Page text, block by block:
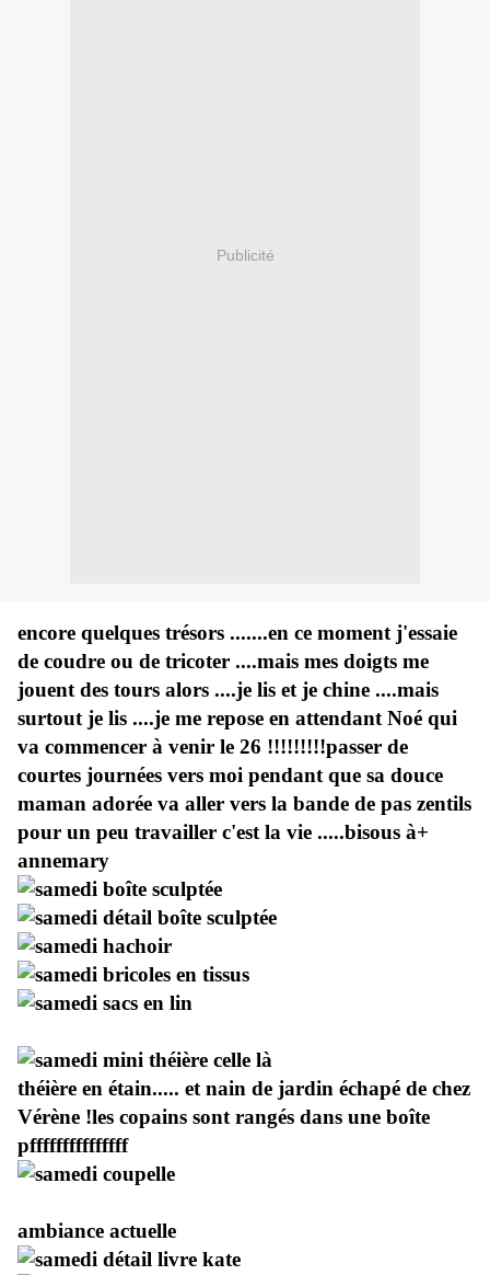
Publicité
encore quelques trésors .......en ce moment j'essaie
de coudre ou de tricoter ....mais mes doigts me
jouent des tours alors ....je lis et je chine ....mais
surtout je lis ....je me repose en attendant Noé qui
va commencer à venir le 26 !!!!!!!!!passer de
courtes journées vers moi pendant que sa douce
maman adorée va aller vers la bande de pas zentils
pour un peu travailler c'est la vie .....bisous à+
annemary
théière en étain..... et nain de jardin échapé de chez
Vérène !les copains sont rangés dans une boîte
pfffffffffffffff
ambiance actuelle